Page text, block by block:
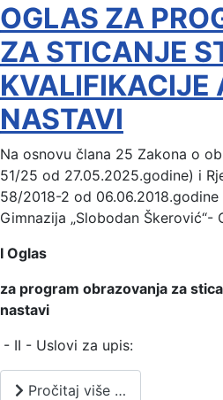
OGLAS ZA
ZA STICANJE
KVALIFIKACIJE
NASTAVI
Na osnovu člana 25 Zakona o
51/25 od 27.05.2025.godine) i
58/2018-2 od
Gimnazija „Slobodan
I Oglas
za program obrazovanja za
nastavi
- II - Uslovi za upis:
Pročitaj više …